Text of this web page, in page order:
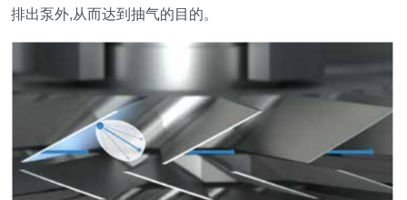
排出泵外,从而达到抽气的目的。